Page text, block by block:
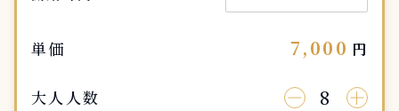
単価 7,000 円
大人人数 8